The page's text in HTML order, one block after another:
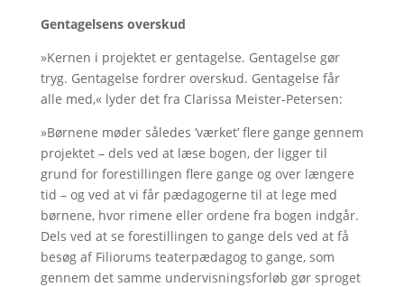
Gentagelsens overskud
»Kernen i projektet er gentagelse. Gentagelse gør
tryg. Gentagelse fordrer overskud. Gentagelse får
alle med,« lyder det fra Clarissa Meister-Petersen:
»Børnene møder således ’værket’ flere gange gennem
projektet – dels ved at læse bogen, der ligger til
grund for forestillingen flere gange og over længere
tid – og ved at vi får pædagogerne til at lege med
børnene, hvor rimene eller ordene fra bogen indgår.
Dels ved at se forestillingen to gange dels ved at få
besøg af Filiorums teaterpædagog to gange, som
gennem det samme undervisningsforløb gør sproget